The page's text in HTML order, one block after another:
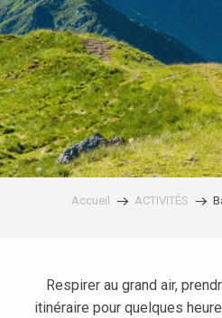
Accueil ACTIVITÉS
Respirer au grand air,
itinéraire pour quelques